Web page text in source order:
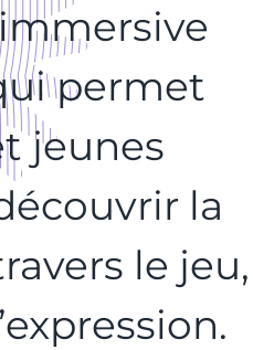
permet
jeunes
la
le jeu,